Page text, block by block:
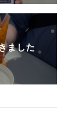
ました